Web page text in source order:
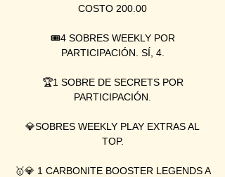
COSTO 200.00
🎟4 SOBRES WEEKLY POR
PARTICIPACIÓN. SÍ, 4.
🏆1 SOBRE DE SECRETS POR
PARTICIPACIÓN.
💎SOBRES WEEKLY PLAY EXTRAS AL
TOP.
🥇💎 1 CARBONITE BOOSTER LEGENDS A